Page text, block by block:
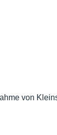
(mm.) Bestell-Nr. Ød ØD L L1